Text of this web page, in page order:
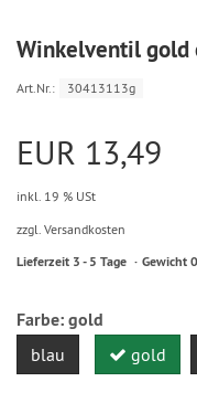
Winkelventil
Art.Nr.: 30413113g
EUR 13,49
inkl. 19 % USt
zzgl. Versandkosten
Lieferzeit 3 - 5 Tage Gewicht
Farbe:gold
blau gold